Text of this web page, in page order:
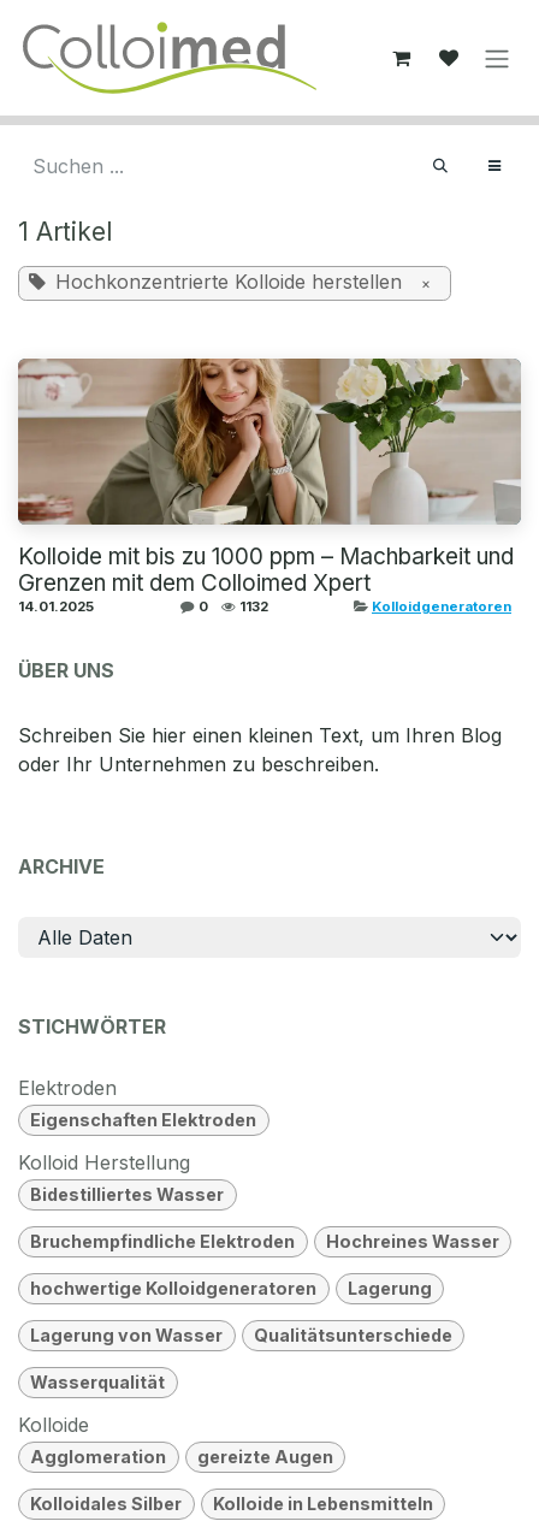
1 Artikel
Hochkonzentrierte Kolloide herstellen ×
Kolloide mit bis zu 1000 ppm – Machbarkeit und
Grenzen mit dem Colloimed Xpert
14.01.2025 0 1132 Kolloidgeneratoren
ÜBER UNS
Schreiben Sie hier einen kleinen Text, um Ihren Blog
oder Ihr Unternehmen zu beschreiben.
ARCHIVE
STICHWÖRTER
Elektroden
Eigenschaften Elektroden
Kolloid Herstellung
Bidestilliertes Wasser
Bruchempfindliche Elektroden Hochreines Wasser
hochwertige Kolloidgeneratoren Lagerung
Lagerung von Wasser Qualitätsunterschiede
Wasserqualität
Kolloide
Agglomeration gereizte Augen
Kolloidales Silber Kolloide in Lebensmitteln